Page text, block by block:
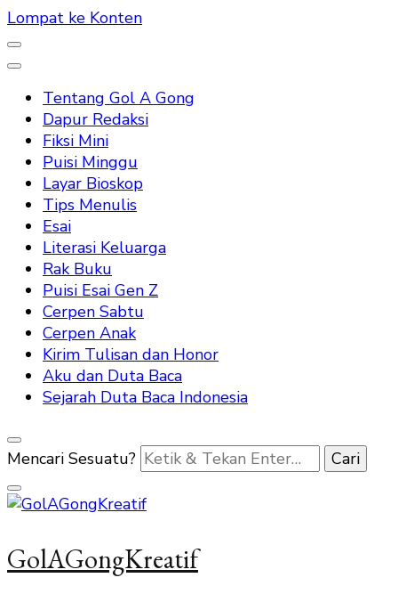
Lompat ke Konten
Tentang Gol A Gong
Dapur Redaksi
Fiksi Mini
Puisi Minggu
Layar Bioskop
Tips Menulis
Esai
Literasi Keluarga
Rak Buku
Puisi Esai Gen Z
Cerpen Sabtu
Cerpen Anak
Kirim Tulisan dan Honor
Aku dan Duta Baca
Sejarah Duta Baca Indonesia
Mencari Sesuatu?
GolAGongKreatif